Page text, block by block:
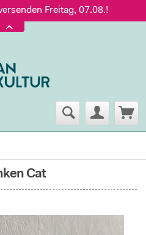
Freitag, 07.08.!
ab 95 € Warenwert
Freitag, 07.08.!
Cat